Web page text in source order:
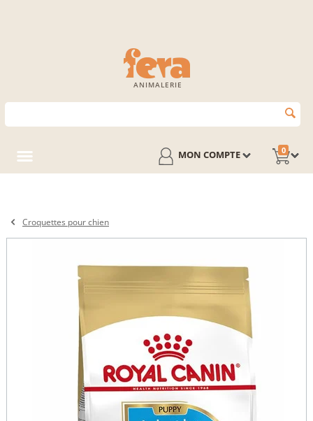
ANIMALERIE
0
MON COMPTE
Croquettes pour chien